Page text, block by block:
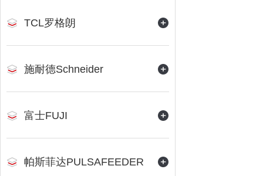
TCL罗格朗
施耐德Schneider
富士FUJI
帕斯菲达PULSAFEEDER